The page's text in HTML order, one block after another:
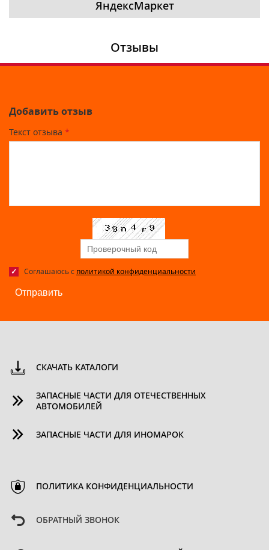
ЯндексМаркет
Отзывы
Добавить отзыв
Текст отзыва *
Соглашаюсь с политикой конфиденциальности
Отправить
СКАЧАТЬ КАТАЛОГИ
ЗАПАСНЫЕ ЧАСТИ ДЛЯ ОТЕЧЕСТВЕННЫХ
АВТОМОБИЛЕЙ
ЗАПАСНЫЕ ЧАСТИ ДЛЯ ИНОМАРОК
ПОЛИТИКА КОНФИДЕНЦИАЛЬНОСТИ
ОБРАТНЫЙ ЗВОНОК